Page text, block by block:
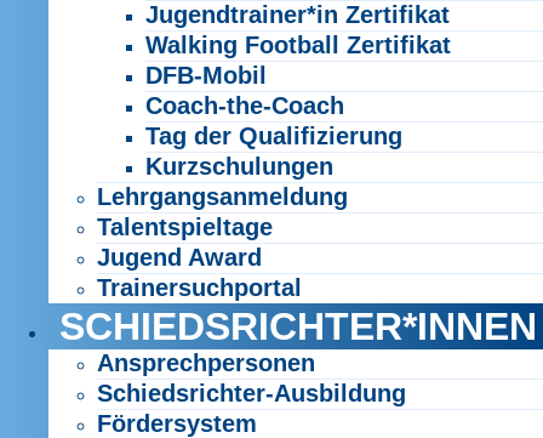
Jugendtrainer*in Zertifikat
Walking Football Zertifikat
DFB-Mobil
Coach-the-Coach
Tag der Qualifizierung
Kurzschulungen
Lehrgangsanmeldung
Talentspieltage
Jugend Award
Trainersuchportal
SCHIEDSRICHTER*INNEN
Ansprechpersonen
Schiedsrichter-Ausbildung
Fördersystem